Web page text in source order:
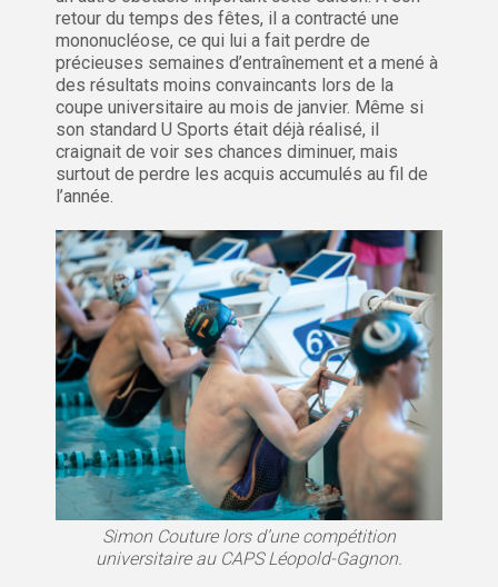
retour du temps des fêtes, il a contracté une
mononucléose, ce qui lui a fait perdre de
précieuses semaines d’entraînement et a mené à
des résultats moins convaincants lors de la
coupe universitaire au mois de janvier. Même si
son standard U Sports était déjà réalisé, il
craignait de voir ses chances diminuer, mais
surtout de perdre les acquis accumulés au fil de
l’année.
Simon Couture lors d’une compétition
universitaire au CAPS Léopold-Gagnon.